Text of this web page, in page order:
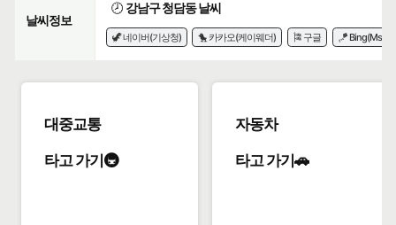
날씨정보
🕗 강남구 청담동 날씨
🦖 네이버(기상청) 🐤 카카오(케이웨더) 🎏 구글 🪁 Bing(Msn)
대중교통
타고 가기🚇
자동차
타고 가기🚗